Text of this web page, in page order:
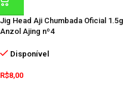
Jig Head Aji Chumbada Oficial 1.5g
Anzol Ajing nº4
Disponível
R$8,00